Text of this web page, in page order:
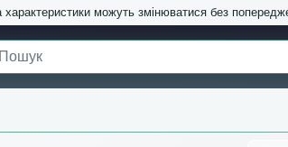
характеристики можуть змінюватися без